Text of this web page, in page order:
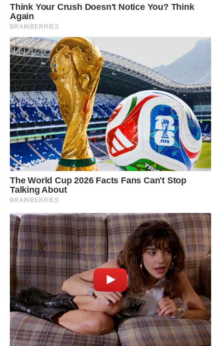
Think Your Crush Doesn't Notice You? Think
Again
BRAINBERRIES
The World Cup 2026 Facts Fans Can't Stop
Talking About
BRAINBERRIES